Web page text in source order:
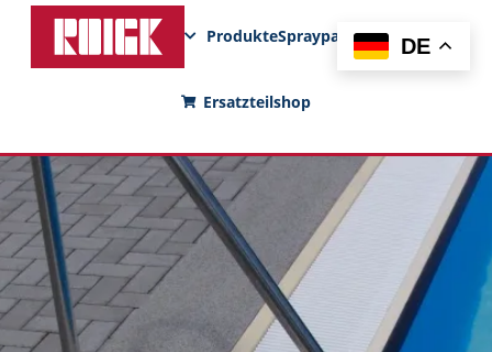
ProdukteSprayparksFunPadNews
Ersatzteilshop
DE